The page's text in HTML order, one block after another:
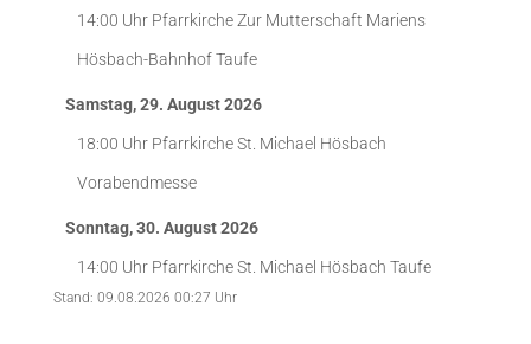
14:00 Uhr Pfarrkirche Zur Mutterschaft Mariens
Hösbach-BahnhofTaufe
Samstag, 29. August 2026
18:00 Uhr Pfarrkirche St. Michael Hösbach
Vorabendmesse
Sonntag, 30. August 2026
14:00 Uhr Pfarrkirche St. Michael Hösbach Taufe
Stand: 09.08.2026 00:27 Uhr